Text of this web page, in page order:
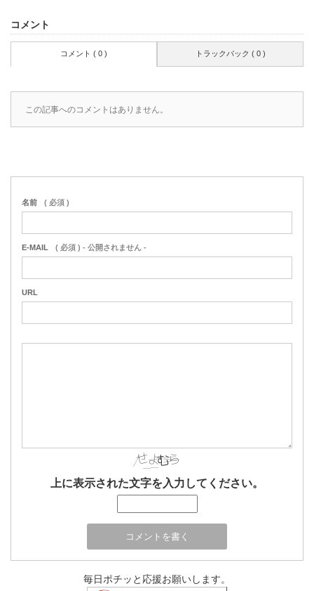
コメント
コメント ( 0 ) トラックバック ( 0 )
この記事へのコメントはありません。
名前 ( 必須 )
E-MAIL ( 必須 ) - 公開されません -
URL
上に表示された文字を入力してください。
毎日ポチッと応援お願いします。